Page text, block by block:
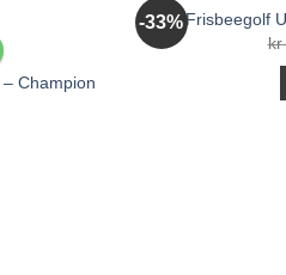
Champion
-33%Frisbeegolf
kr